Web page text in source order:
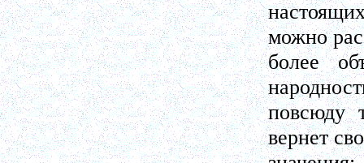
можно
более
повсюду
вернет